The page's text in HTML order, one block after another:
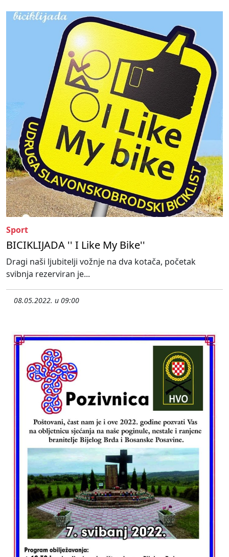
Sport
BICIKLIJADA '' I Like My Bike''
Dragi naši ljubitelji vožnje na dva kotača, početak
svibnja rezerviran je...
08.05.2022. u 09:00